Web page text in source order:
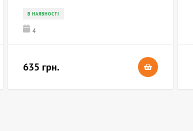
В НАЯВНОСТІ
4
635 грн.